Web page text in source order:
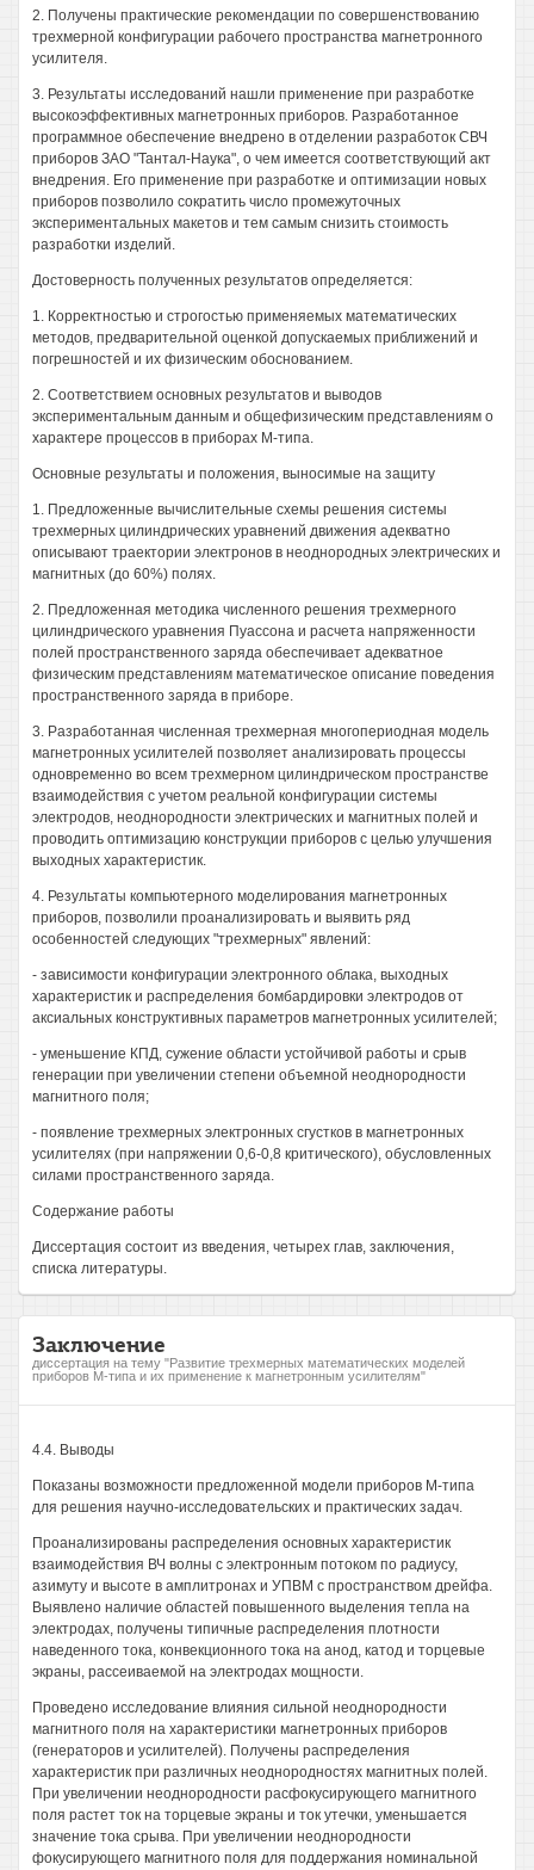
2. Получены практические рекомендации по совершенствованию
трехмерной конфигурации рабочего пространства магнетронного
усилителя.
3. Результаты исследований нашли применение при разработке
высокоэффективных магнетронных приборов. Разработанное
программное обеспечение внедрено в отделении разработок СВЧ
приборов ЗАО "Тантал-Наука", о чем имеется соответствующий акт
внедрения. Его применение при разработке и оптимизации новых
приборов позволило сократить число промежуточных
экспериментальных макетов и тем самым снизить стоимость
разработки изделий.
Достоверность полученных результатов определяется:
1. Корректностью и строгостью применяемых математических
методов, предварительной оценкой допускаемых приближений и
погрешностей и их физическим обоснованием.
2. Соответствием основных результатов и выводов
экспериментальным данным и общефизическим представлениям о
характере процессов в приборах М-типа.
Основные результаты и положения, выносимые на защиту
1. Предложенные вычислительные схемы решения системы
трехмерных цилиндрических уравнений движения адекватно
описывают траектории электронов в неоднородных электрических и
магнитных (до 60%) полях.
2. Предложенная методика численного решения трехмерного
цилиндрического уравнения Пуассона и расчета напряженности
полей пространственного заряда обеспечивает адекватное
физическим представлениям математическое описание поведения
пространственного заряда в приборе.
3. Разработанная численная трехмерная многопериодная модель
магнетронных усилителей позволяет анализировать процессы
одновременно во всем трехмерном цилиндрическом пространстве
взаимодействия с учетом реальной конфигурации системы
электродов, неоднородности электрических и магнитных полей и
проводить оптимизацию конструкции приборов с целью улучшения
выходных характеристик.
4. Результаты компьютерного моделирования магнетронных
приборов, позволили проанализировать и выявить ряд
особенностей следующих "трехмерных" явлений:
- зависимости конфигурации электронного облака, выходных
характеристик и распределения бомбардировки электродов от
аксиальных конструктивных параметров магнетронных усилителей;
- уменьшение КПД, сужение области устойчивой работы и срыв
генерации при увеличении степени объемной неоднородности
магнитного поля;
- появление трехмерных электронных сгустков в магнетронных
усилителях (при напряжении 0,6-0,8 критического), обусловленных
силами пространственного заряда.
Содержание работы
Диссертация состоит из введения, четырех глав, заключения,
списка литературы.
Заключение
диссертация на тему "Развитие трехмерных математических моделей
приборов М-типа и их применение к магнетронным усилителям"
4.4. Выводы
Показаны возможности предложенной модели приборов М-типа
для решения научно-исследовательских и практических задач.
Проанализированы распределения основных характеристик
взаимодействия ВЧ волны с электронным потоком по радиусу,
азимуту и высоте в амплитронах и УПВМ с пространством дрейфа.
Выявлено наличие областей повышенного выделения тепла на
электродах, получены типичные распределения плотности
наведенного тока, конвекционного тока на анод, катод и торцевые
экраны, рассеиваемой на электродах мощности.
Проведено исследование влияния сильной неоднородности
магнитного поля на характеристики магнетронных приборов
(генераторов и усилителей). Получены распределения
характеристик при различных неоднородностях магнитных полей.
При увеличении неоднородности расфокусирующего магнитного
поля растет ток на торцевые экраны и ток утечки, уменьшается
значение тока срыва. При увеличении неоднородности
фокусирующего магнитного поля для поддержания номинальной